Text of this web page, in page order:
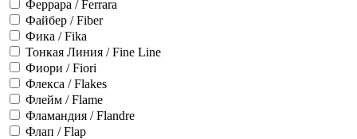
Феррара / Ferrara
Файбер / Fiber
Фика / Fika
Тонкая Линия / Fine Line
Фиори / Fiori
Флекса / Flakes
Флейм / Flame
Фламандия / Flandre
Флап / Flap